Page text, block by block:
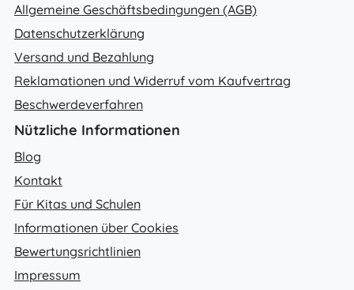
Allgemeine Geschäftsbedingungen (AGB)
Datenschutzerklärung
Versand und Bezahlung
Reklamationen und Widerruf vom Kaufvertrag
Beschwerdeverfahren
Nützliche Informationen
Blog
Kontakt
Für Kitas und Schulen
Informationen über Cookies
Bewertungsrichtlinien
Impressum